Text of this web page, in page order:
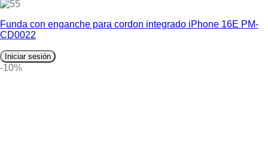
5
Funda con enganche para cordon integrado iPhone 16E PM-
CD0022
Iniciar sesión
-10%